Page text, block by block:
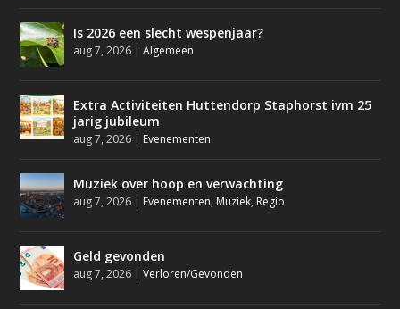
Is 2026 een slecht wespenjaar?
aug 7, 2026 |Algemeen
Extra Activiteiten Huttendorp Staphorst ivm 25
jarig jubileum
aug 7, 2026 | Evenementen
Muziek over hoop en verwachting
aug 7, 2026 | Evenementen, Muziek, Regio
Geld gevonden
aug 7, 2026 |Verloren/Gevonden